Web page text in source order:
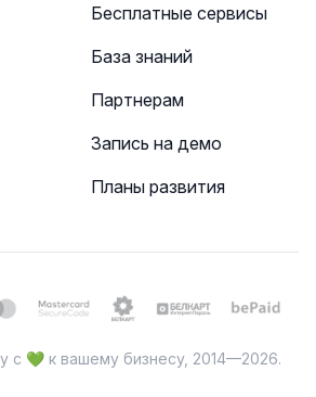
Бесплатные сервисы
База знаний
Партнерам
Запись на демо
Планы развития
с 💚 к вашему бизнесу, 2014—2026.